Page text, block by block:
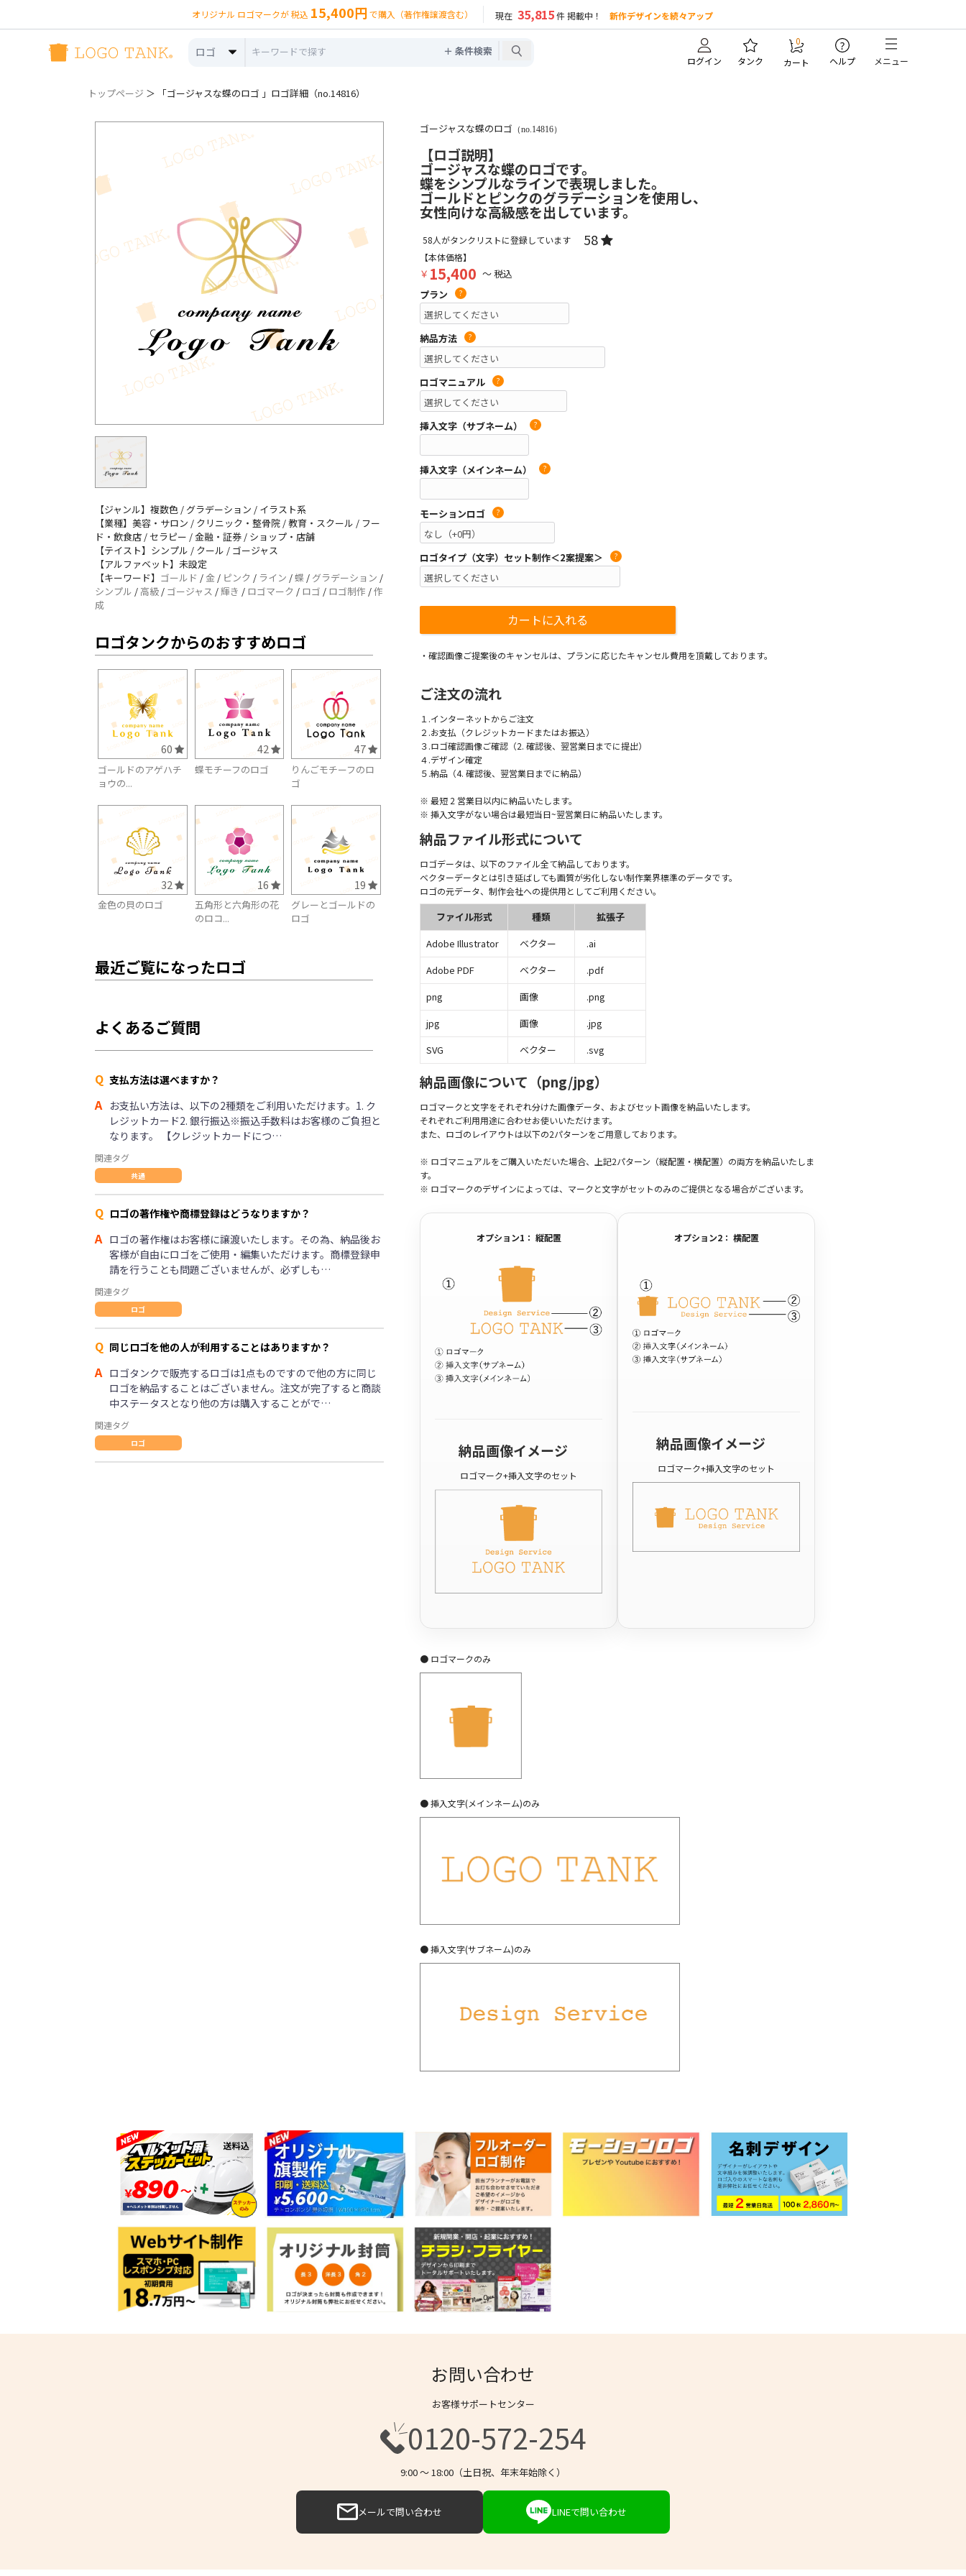
オリジナル ロゴマークが 税込 15,400円 で購入（著作権譲渡含む） 現在 35,815件 掲載中！ 新作デザインを続々アップ
ロゴ ＋ 条件検索
ログイン タンク
0
カート
?
ヘルプ メニュー
トップページ ＞ 「ゴージャスな蝶のロゴ 」ロゴ詳細（no.14816）
【ジャンル】複数色 / グラデーション / イラスト系
【業種】美容・サロン / クリニック・整骨院 / 教育・スクール / フー
ド・飲食店 / セラピー / 金融・証券 / ショップ・店舗
【テイスト】シンプル / クール / ゴージャス
【アルファベット】未設定
【キーワード】 ゴールド / 金 / ピンク / ライン /蝶 / グラデーション /
シンプル / 高級 / ゴージャス /輝き / ロゴマーク / ロゴ / ロゴ制作 /作
成
ロゴタンクからのおすすめロゴ
60
ゴールドのアゲハチ
ョウの...
42
蝶モチーフのロゴ
47
りんごモチーフのロ
ゴ
32
金色の貝のロゴ
16
五角形と六角形の花
のロコ...
19
グレーとゴールドの
ロゴ
最近ご覧になったロゴ
よくあるご質問
Q 支払方法は選べますか？
A お支払い方法は、以下の2種類をご利用いただけます。1. ク
レジットカード2. 銀行振込※振込手数料はお客様のご負担と
なります。 【クレジットカードにつ…
関連タグ
共通
Q ロゴの著作権や商標登録はどうなりますか？
A ロゴの著作権はお客様に譲渡いたします。その為、納品後お
客様が自由にロゴをご使用・編集いただけます。商標登録申
請を行うことも問題ございませんが、必ずしも…
関連タグ
ロゴ
Q 同じロゴを他の人が利用することはありますか？
A ロゴタンクで販売するロゴは1点ものですので他の方に同じ
ロゴを納品することはございません。注文が完了すると商談
中ステータスとなり他の方は購入することがで…
関連タグ
ロゴ
ゴージャスな蝶のロゴ （no.14816）
【ロゴ説明】
ゴージャスな蝶のロゴです。
蝶をシンプルなラインで表現しました。
ゴールドとピンクのグラデーションを使用し、
女性向けな高級感を出しています。
58人がタンクリストに登録しています 58
【本体価格】
￥ 15,400 ～ 税込
プラン
?
納品方法 ?
ロゴマニュアル ?
挿入文字（サブネーム） ?
挿入文字（メインネーム） ?
モーションロゴ ?
ロゴタイプ（文字）セット制作＜2案提案＞ ?
・確認画像ご提案後のキャンセルは、プランに応じたキャンセル費用を頂戴しております。
ご注文の流れ
１.インターネットからご注文
２.お支払（クレジットカードまたはお振込）
３.ロゴ確認画像ご確認（2. 確認後、翌営業日までに提出）
４.デザイン確定
５.納品（4. 確認後、翌営業日までに納品）
※ 最短 2 営業日以内に納品いたします。
※ 挿入文字がない場合は最短当日~翌営業日に納品いたします。
納品ファイル形式について
ロゴデータは、以下のファイル全て納品しております。
ベクターデータとは引き延ばしても画質が劣化しない制作業界標準のデータです。
ロゴの元データ、制作会社への提供用としてご利用ください。
ファイル形式 種類
拡張子
Adobe Illustrator
ベクター
.ai
Adobe PDF
ベクター
.pdf
png
画像
.png
jpg
画像
.jpg
SVG
ベクター .svg
納品画像について（png/jpg）
ロゴマークと文字をそれぞれ分けた画像データ、およびセット画像を納品いたします。
それぞれご利用用途に合わせお使いいただけます。
また、ロゴのレイアウトは以下の2パターンをご用意しております。
※ ロゴマニュアルをご購入いただいた場合、上記2パターン（縦配置・横配置）の両方を納品いたしま
す。
※ ロゴマークのデザインによっては、マークと文字がセットのみのご提供となる場合がございます。
オプション1： 縦配置
納品画像イメージ
ロゴマーク+挿入文字のセット
オプション2： 横配置
納品画像イメージ
ロゴマーク+挿入文字のセット
● ロゴマークのみ
● 挿入文字(メインネーム)のみ
● 挿入文字(サブネーム)のみ
お問い合わせ
お客様サポートセンター
0120-572-254
9:00 〜 18:00（土日祝、年末年始除く）
メールで問い合わせ LINEで問い合わせ